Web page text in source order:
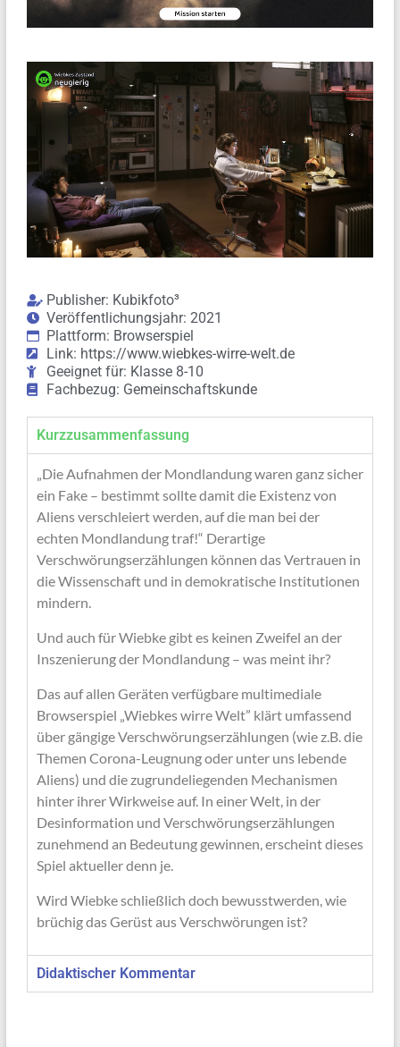
Publisher: Kubikfoto³
Veröffentlichungsjahr: 2021
Plattform: Browserspiel
Link: https://www.wiebkes-wirre-welt.de
Geeignet für: Klasse 8-10
Fachbezug: Gemeinschaftskunde
Kurzzusammenfassung
„Die Aufnahmen der Mondlandung waren ganz sicher
ein Fake – bestimmt sollte damit die Existenz von
Aliens verschleiert werden, auf die man bei der
echten Mondlandung traf!“ Derartige
Verschwörungserzählungen können das Vertrauen in
die Wissenschaft und in demokratische Institutionen
mindern.
Und auch für Wiebke gibt es keinen Zweifel an der
Inszenierung der Mondlandung – was meint ihr?
Das auf allen Geräten verfügbare multimediale
Browserspiel „Wiebkes wirre Welt” klärt umfassend
über gängige Verschwörungserzählungen (wie z.B. die
Themen Corona-Leugnung oder unter uns lebende
Aliens) und die zugrundeliegenden Mechanismen
hinter ihrer Wirkweise auf. In einer Welt, in der
Desinformation und Verschwörungserzählungen
zunehmend an Bedeutung gewinnen, erscheint dieses
Spiel aktueller denn je.
Wird Wiebke schließlich doch bewusstwerden, wie
brüchig das Gerüst aus Verschwörungen ist?
Didaktischer Kommentar